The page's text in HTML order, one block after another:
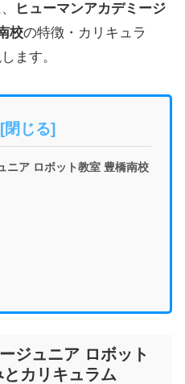
ヒューマンアカデミージ
校の特徴・カリキュラ
ます。
ニア ロボット教室 豊橋南校
ジュニア ロボット
カリキュラム